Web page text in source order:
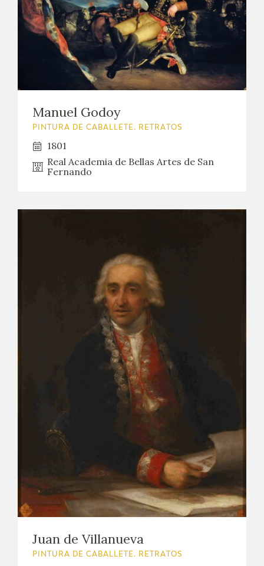
Manuel Godoy
PINTURA DE CABALLETE. RETRATOS
1801
Real Academia de Bellas Artes de San
Fernando
Juan de Villanueva
PINTURA DE CABALLETE. RETRATOS